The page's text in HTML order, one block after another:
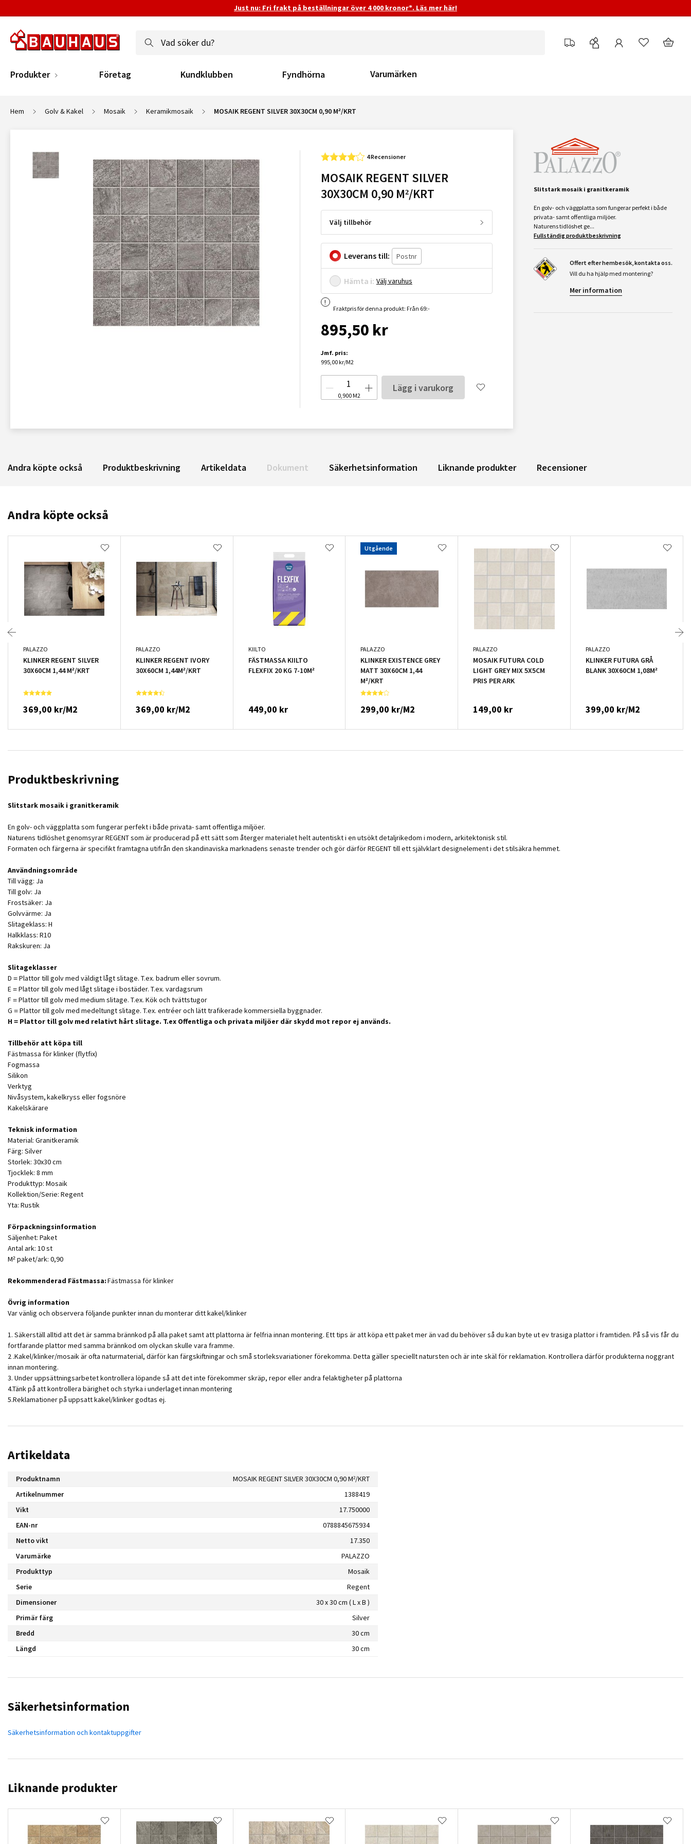
Just nu: Fri frakt på beställningar över 4 000 kronor*. Läs mer här!
Produkter Företag Kundklubben Fyndhörna Varumärken
Hem Golv & Kakel Mosaik Keramikmosaik MOSAIK REGENT SILVER 30X30CM 0,90 M²/KRT
4 Recensioner
MOSAIK REGENT SILVER
30X30CM 0,90 M²/KRT
Välj tillbehör
Leverans till:
Hämta i: Välj varuhus
Fraktpris för denna produkt: Från 69:-
895,50 kr
Jmf. pris:
995,00 kr/M2
0,900M2
Lägg i varukorg
Slitstark mosaik i granitkeramik
En golv- och väggplatta som fungerar perfekt i både
privata- samt offentliga miljöer.
Naturens tidlöshet ge...
Fullständig produktbeskrivning
Offert efter hembesök, kontakta oss.
Vill du ha hjälp med montering?
Mer information
Andra köpte också Produktbeskrivning Artikeldata Dokument Säkerhetsinformation Liknande produkter Recensioner
Andra köpte också
PALAZZO
KLINKER REGENT SILVER
30X60CM 1,44 M²/KRT
369,00 kr/M2
PALAZZO
KLINKER REGENT IVORY
30X60CM 1,44M²/KRT
369,00 kr/M2
KIILTO
FÄSTMASSA KIILTO
FLEXFIX 20 KG 7-10M²
449,00 kr
Utgående
PALAZZO
KLINKER EXISTENCE GREY
MATT 30X60CM 1,44
M²/KRT
299,00 kr/M2
PALAZZO
MOSAIK FUTURA COLD
LIGHT GREY MIX 5X5CM
PRIS PER ARK
149,00 kr
PALAZZO
KLINKER FUTURA GRÅ
BLANK 30X60CM 1,08M²
399,00 kr/M2
Produktbeskrivning
Slitstark mosaik i granitkeramik
En golv- och väggplatta som fungerar perfekt i både privata- samt offentliga miljöer.
Naturens tidlöshet genomsyrar REGENT som är producerad på ett sätt som återger materialet helt autentiskt i en utsökt detaljrikedom i modern, arkitektonisk stil.
Formaten och färgerna är specifikt framtagna utifrån den skandinaviska marknadens senaste trender och gör därför REGENT till ett självklart designelement i det stilsäkra hemmet.
Användningsområde
Till vägg: Ja
Till golv: Ja
Frostsäker: Ja
Golvvärme: Ja
Slitageklass: H
Halkklass: R10
Rakskuren: Ja
Slitageklasser
D = Plattor till golv med väldigt lågt slitage. T.ex. badrum eller sovrum.
E = Plattor till golv med lågt slitage i bostäder. T.ex. vardagsrum
F = Plattor till golv med medium slitage. T.ex. Kök och tvättstugor
G = Plattor till golv med medeltungt slitage. T.ex. entréer och lätt trafikerade kommersiella byggnader.
H = Plattor till golv med relativt hårt slitage. T.ex Offentliga och privata miljöer där skydd mot repor ej används.
Tillbehör att köpa till
Fästmassa för klinker (flytfix)
Fogmassa
Silikon
Verktyg
Nivåsystem, kakelkryss eller fogsnöre
Kakelskärare
Teknisk information
Material: Granitkeramik
Färg: Silver
Storlek: 30x30 cm
Tjocklek: 8 mm
Produkttyp: Mosaik
Kollektion/Serie: Regent
Yta: Rustik
Förpackningsinformation
Säljenhet: Paket
Antal ark: 10 st
M² paket/ark: 0,90
Rekommenderad Fästmassa:Fästmassa för klinker
Övrig information
Var vänlig och observera följande punkter innan du monterar ditt kakel/klinker
1. Säkerställ alltid att det är samma brännkod på alla paket samt att plattorna är felfria innan montering. Ett tips är att köpa ett paket mer än vad du behöver så du kan byte ut ev trasiga plattor i framtiden. På så vis får du
fortfarande plattor med samma brännkod om olyckan skulle vara framme.
2 .Kakel/klinker/mosaik är ofta naturmaterial, därför kan färgskiftningar och små storleksvariationer förekomma. Detta gäller speciellt natursten och är inte skäl för reklamation. Kontrollera därför produkterna noggrant
innan montering.
3. Under uppsättningsarbetet kontrollera löpande så att det inte förekommer skräp, repor eller andra felaktigheter på plattorna
4.Tänk på att kontrollera bärighet och styrka i underlaget innan montering
5.Reklamationer på uppsatt kakel/klinker godtas ej.
Artikeldata
Produktnamn
MOSAIK REGENT SILVER 30X30CM 0,90 M²/KRT
Artikelnummer
1388419
Vikt
17.750000
EAN-nr
0788845675934
Netto vikt
17.350
Varumärke
PALAZZO
Produkttyp
Mosaik
Serie
Regent
Dimensioner
30 x 30 cm ( L x B )
Primär färg
Silver
Bredd
30 cm
Längd
30 cm
Säkerhetsinformation
Säkerhetsinformation och kontaktuppgifter
Liknande produkter